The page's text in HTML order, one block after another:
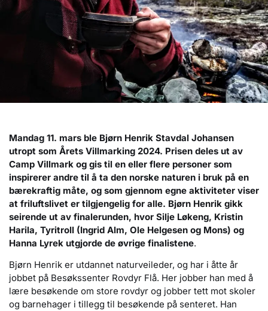
Mandag 11. mars ble Bjørn Henrik Stavdal Johansen
utropt som Årets Villmarking 2024. Prisen deles ut av
Camp Villmark og gis til en eller flere personer som
inspirerer andre til å ta den norske naturen i bruk på en
bærekraftig måte, og som gjennom egne aktiviteter viser
at friluftslivet er tilgjengelig for alle. Bjørn Henrik gikk
seirende ut av finalerunden, hvor Silje Løkeng, Kristin
Harila, Tyritroll (Ingrid Alm, Ole Helgesen og Mons) og
Hanna Lyrek utgjorde de øvrige finalistene.
Bjørn Henrik er utdannet naturveileder, og har i åtte år
jobbet på Besøkssenter Rovdyr Flå. Her jobber han med å
lære besøkende om store rovdyr og jobber tett mot skoler
og barnehager i tillegg til besøkende på senteret. Han